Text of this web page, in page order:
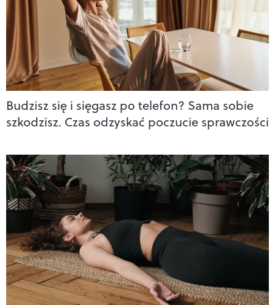
Budzisz się i sięgasz po telefon? Sama sobie
szkodzisz. Czas odzyskać poczucie sprawczości